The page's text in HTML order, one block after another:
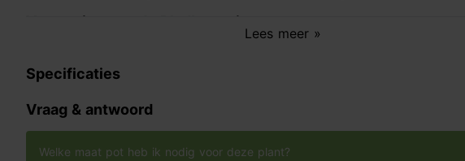
Lees meer »
Verzorging van de Bladbegonia
doe je een laagje Pokon Hydrokorrels. De Begonia masoniana 'Mountain' groeit
wortelrot leiden. Elke week een beetje water is dus voldoende.
de Bladbegonia in de volle zon staat kunnen zijn bladeren verbranden. Voor een
Specificaties
Vraag & antwoord
Welke maat pot heb ik nodig voor deze plant?